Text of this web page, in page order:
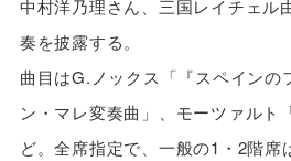
中村洋乃理さん、三国レイチェル
奏を披露する。
曲目はG.ノックス「『スペインの
ン・マレ変奏曲」、モーツァルト
ど。全席指定で、一般の1・2階席